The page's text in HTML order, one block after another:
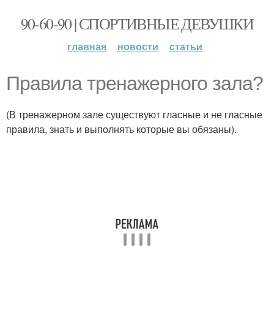
90-60-90 | СПОРТИВНЫЕ ДЕВУШКИ
главная новости статьи
Правила тренажерного зала?
(В тренажерном зале существуют гласные и не гласные
правила, знать и выполнять которые вы обязаны).